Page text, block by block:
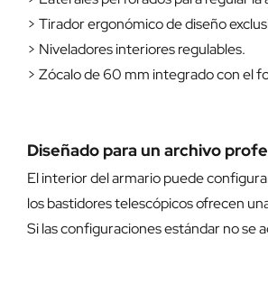
> Tirador ergonómico de diseño
> Niveladores interiores regulables.
> Zócalo de 60 mm integrado con el
Diseñado para un archivo
El interior del armario puede
los bastidores telescópicos ofrecen
Si las configuraciones estándar no se